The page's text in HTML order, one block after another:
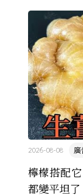
檸檬搭配
都變平坦了
2026-08-08